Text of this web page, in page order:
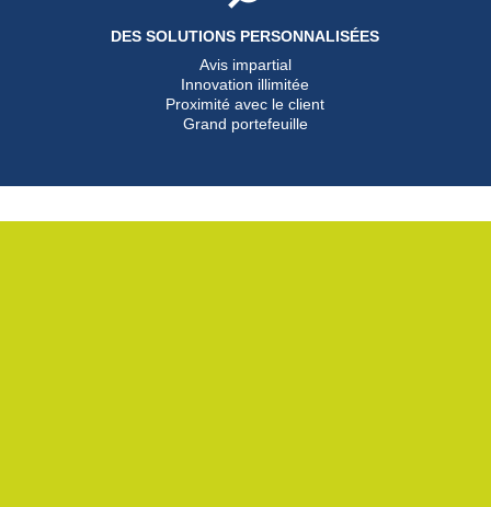
DES SOLUTIONS PERSONNALISÉES
Avis impartial
Innovation illimitée
Proximité avec le client
Grand portefeuille